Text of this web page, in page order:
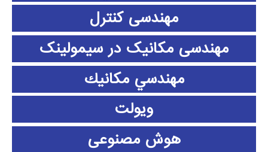
مهندسی کنترل
مهندسی مکانیک در سیمولینک
مهندسي مكانيك
ویولت
هوش مصنوعی